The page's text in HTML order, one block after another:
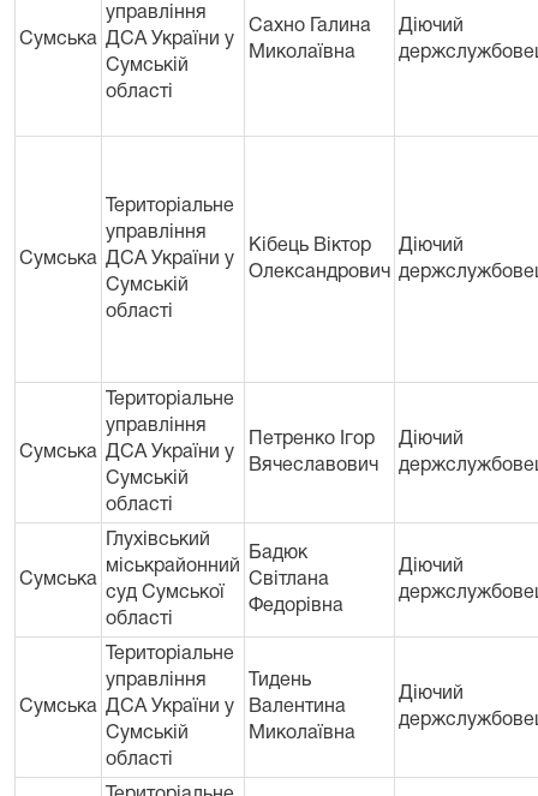
Сумська
управління
ДСА України у
Сумській
областi
Сахно Галина
Миколаївна
Діючий
Сумська
Територіальне
управління
ДСА України у
Сумській
областi
Кібець Віктор
Олександрович
Діючий
Сумська
Територіальне
управління
ДСА України у
Сумській
областi
Петренко Ігор
Вячеславович
Діючий
Сумська
Глухівський
міськрайонний
суд Сумської
області
Бадюк
Світлана
Федорівна
Діючий
Сумська
Територіальне
управління
ДСА України у
Сумській
областi
Тидень
Валентина
Миколаївна
Діючий